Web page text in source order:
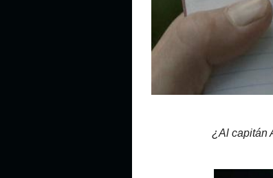
¿Al capitán